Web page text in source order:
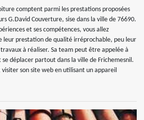
comptent parmi les prestations proposées
G.David Couverture, sise dans la ville de 76690.
et ses compétences, vous allez
leur prestation de qualité irréprochable, peu leur
à réaliser. Sa team peut être appelée à
déplacer partout dans la ville de Frichemesnil.
son site web en utilisant un appareil